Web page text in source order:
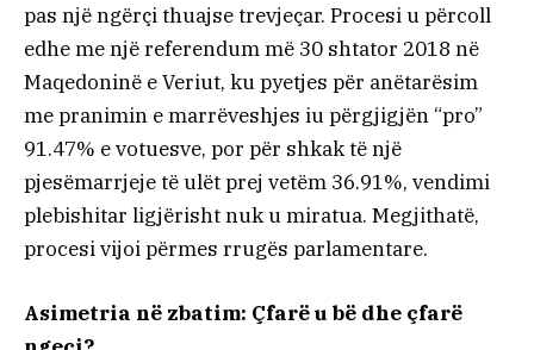
pas një ngërçi thuajse trevjeçar. Procesi u përcoll
edhe me një referendum më 30 shtator 2018 në
Maqedoninë e Veriut, ku pyetjes për anëtarësim
me pranimin e marrëveshjes iu përgjigjën “pro”
91.47% e votuesve, por për shkak të një
pjesëmarrjeje të ulët prej vetëm 36.91%, vendimi
plebishitar ligjërisht nuk u miratua. Megjithatë,
procesi vijoi përmes rrugës parlamentare.
Asimetria në zbatim: Çfarë u bë dhe çfarë